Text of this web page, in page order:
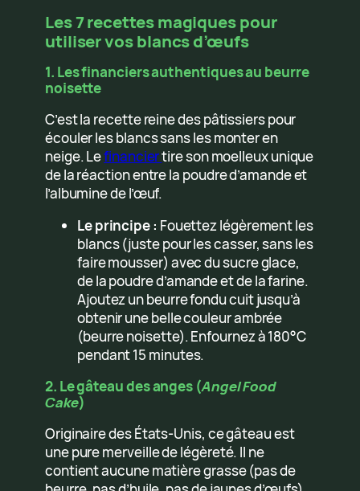
Les 7 recettes magiques pour
utiliser vos blancs d’œufs
1. Les financiers authentiques au beurre
noisette
C’est la recette reine des pâtissiers pour
écouler les blancs sans les monter en
neige. Lefinanciertire son moelleux unique
de la réaction entre la poudre d’amande et
l’albumine de l’œuf.
Le principe : Fouettez légèrement les
blancs (juste pour les casser, sans les
faire mousser) avec du sucre glace,
de la poudre d’amande et de la farine.
Ajoutez un beurre fondu cuit jusqu’à
obtenir une belle couleur ambrée
(beurre noisette). Enfournez à 180°C
pendant 15 minutes.
2. Le gâteau des anges (Angel Food
Cake)
Originaire des États-Unis, ce gâteau est
une pure merveille de légèreté. Il ne
contient aucune matière grasse (pas de